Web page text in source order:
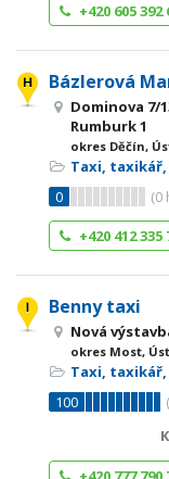
+420 605 392
Bázlerová
Dominova 7/
Rumburk 1
okres Děčín,
Taxi,
0
(0
+420 412 335
Benny taxi
Nová
okres Most,
Taxi,
100
(